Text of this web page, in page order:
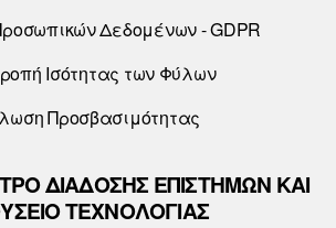
Δεδομένων - GDPR
Ισότητας των Φύλων
Προσβασιμότητας
ΔΙΑΔΟΣΗΣ ΕΠΙΣΤΗΜΩΝ ΚΑΙ
ΤΕΧΝΟΛΟΓΙΑΣ